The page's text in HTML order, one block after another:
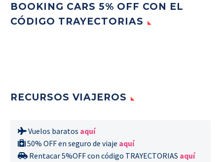
BOOKING CARS 5% OFF CON EL
CÓDIGO TRAYECTORIAS
RECURSOS VIAJEROS
Vuelos baratos aquí
50% OFF en seguro de viaje aquí
Rentacar 5%OFF con código TRAYECTORIAS aquí